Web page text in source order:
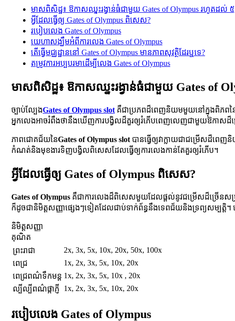
មាស​ពិសិដ្ឋ​៖ ឱកាស​ឈ្នះ​រង្វាន់​ធំ​ជាមួយ​ Gates of Olympus រហូត​ដល់​ ៥,
អ្វីដែលធ្វើឲ្យ Gates of Olympus ពិសេស?
របៀបលេង Gates of Olympus
យេហាសង្ឃឹមអំពីការលេង Gates of Olympus
តើធ្វើមជ្ឈដ្ឋាននៅ Gates of Olympus មានភាពសុវត្ថិដែរឬទេ?
តម្រូវការអប្បបរមាដើម្បីលេង Gates of Olympus
មាស​ពិសិដ្ឋ​៖ ឱកាស​ឈ្នះ​រង្វាន់​ធំ​ជាមួយ​ Gates of
ច្បាប់ល្បែងGates of Olympus slot គឺជាប្រភពដ៏ពេញនិយមមួយនៅក្នុងពិភពនៃ
អ្នកលេងអាចរំពឹងថានឹងឃើញការបង្វិលដ៏គួរឲ្យរំភើបពេញលេញជាមួយឱកាសដ៏ច្រ
ភាពជោគជ័យនៃGates of Olympus slot បានធ្វើឲ្យវាក្លាយជាជម្រើសដ៏
កំណត់និងមុខងារទិញបង្វិលពិសេសដែលធ្វើឲ្យការលេងកាន់តែគួរឲ្យរំភើប។
អ្វីដែលធ្វើឲ្យ Gates of Olympus ពិសេស?
Gates of Olympus គឺជាការលេងដ៏ពិសេសមួយដែលផ្តល់នូវជម្រើសដ៏ច្រើនសម្
ក៏ដូចជានិមិត្តសញ្ញាផ្សេងៗទៀតដែលជាប់ទាក់ព័ន្ធនឹងទេពជ័យនិងទ្រព្យសម្បត្តិ។
និមិត្តសញ្ញា
គុណិត
ព្រះរាជា
2x, 3x, 5x, 10x, 20x, 50x, 100x
ពេជ្រ
1x, 2x, 3x, 5x, 10x, 20x
ពេជ្រពណ៌ទឹកមន្ត 1x, 2x, 3x, 5x, 10x , 20x
ល្បីល្បីពណ៌ផ្កាភ្ញី
1x, 2x, 3x, 5x, 10x, 20x
របៀបលេង Gates of Olympus